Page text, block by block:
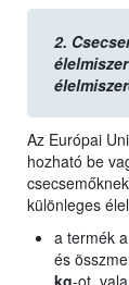
2.
Az Európai
hozható be
különleges
a termék
és